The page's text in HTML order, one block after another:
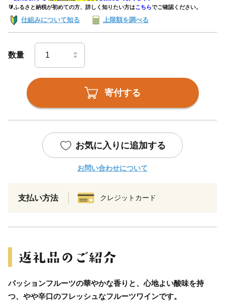
🔰ふるさと納税が初めての方、詳しく知りたい方はこちらでご確認ください。
仕組みについて知る 上限額を調べる
数量
寄付する
お気に入りに追加する
お問い合わせについて
支払い方法 クレジットカード
パッションフルーツの華やかな香りと、心地よい酸味を持
つ、やや辛口のフレッシュなフルーツワインです。